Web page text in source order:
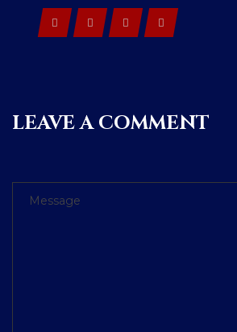
LEAVE A COMMENT